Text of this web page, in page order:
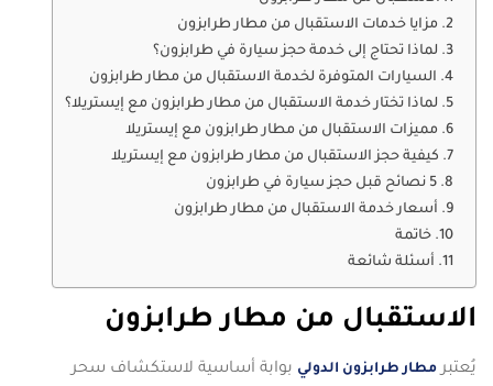
مزايا خدمات الاستقبال من مطار طرابزون
لماذا تحتاج إلى خدمة حجز سيارة في طرابزون؟
السيارات المتوفرة لخدمة الاستقبال من مطار طرابزون
لماذا تختار خدمة الاستقبال من مطار طرابزون مع إيستريلا؟
مميزات الاستقبال من مطار طرابزون مع إيستريلا
كيفية حجز الاستقبال من مطار طرابزون مع إيستريلا
5 نصائح قبل حجز سيارة في طرابزون
أسعار خدمة الاستقبال من مطار طرابزون
خاتمة
أسئلة شائعة
الاستقبال من مطار طرابزون
يُعتبر مطار طرابزون الدولي بوابة أساسية لاستكشاف سحر